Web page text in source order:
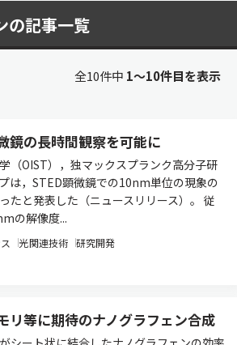
の記事一覧
全10件中 1〜10件目を表示
鏡の長時間観察を可能に
（OIST），独マックスプランク高分子研
は，STED顕微鏡での10nm単位の現象の
たと発表した（ニュースリリース）。 従
の解像度...
光関連技術 研究開発
リ等に期待のナノグラフェン合成